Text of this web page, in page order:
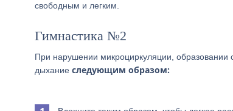
свободным и легким.
Гимнастика №2
При нарушении микроциркуляции, образовании
дыхание следующим образом: